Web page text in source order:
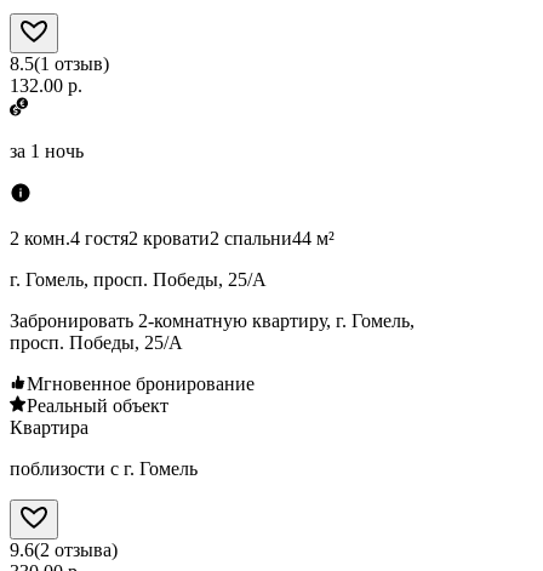
8.5(1 отзыв)
132.00 р.
за 1 ночь
2 комн.4 гостя2 кровати2 спальни44 м²
г. Гомель, просп. Победы, 25/А
Забронировать 2-комнатную квартиру, г. Гомель,
просп. Победы, 25/А
Мгновенное бронирование
Реальный объект
Квартира
поблизости с г. Гомель
9.6(2 отзыва)